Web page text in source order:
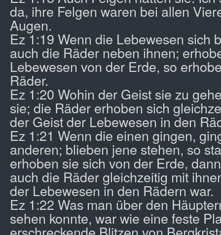
da, ihre Felgen waren bei allen
Augen.
Ez 1:19 Wenn die Lebewesen sich
auch die Räder neben ihnen;
Lebewesen von der Erde, so
Räder.
Ez 1:20 Wohin der Geist sie zu
sie; die Räder erhoben sich
der Geist der Lebewesen in den
Ez 1:21 Wenn die einen gingen,
anderen; blieben jene stehen, so
erhoben sie sich von der Erde,
auch die Räder gleichzeitig mit
der Lebewesen in den Rädern war.
Ez 1:22 Was man über den
sehen konnte, war wie eine feste